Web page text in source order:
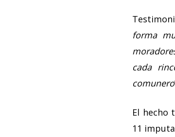
forma
cada
comunero
El hecho
11